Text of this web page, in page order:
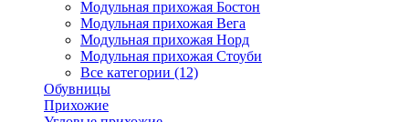
Модульная прихожая Бостон
Модульная прихожая Вега
Модульная прихожая Норд
Модульная прихожая Стоуби
Все категории (12)
Обувницы
Прихожие